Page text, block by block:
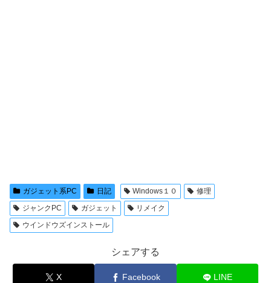
ガジェット系PC 日記 Windows１０
修理
ジャンクPC
ガジェット
リメイク
ウインドウズインストール
シェアする
X Facebook LINE